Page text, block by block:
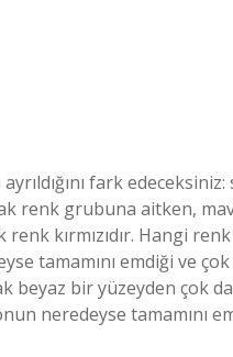
fark
renk grubuna aitken,
kırmızıdır. Hangi renk
emdiği ve çok
bir yüzeyden çok
neredeyse tamamını